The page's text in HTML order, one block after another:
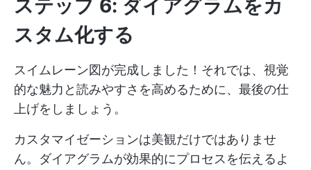
ステップ 6: ダイアグラムをカ
スタム化する
スイムレーン図が完成しました！それでは、視覚
的な魅力と読みやすさを高めるために、最後の仕
上げをしましょう。
カスタマイゼーションは美観だけではありませ
ん。ダイアグラムが効果的にプロセスを伝えるよ